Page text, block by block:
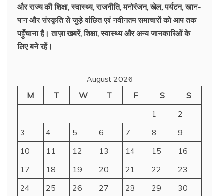
और राज्य की शिक्षा, स्वास्थ्य, राजनीति, मनोरंजन, खेल, पर्यटन, खान-
पान और संस्कृति से जुड़े वांछित एवं नवीनतम समाचारों को आप तक
पहुँचाना है। ताज़ा खबरें, शिक्षा, स्वास्थ्य और अन्य जानकारिओं के
लिए बने रहें।
August 2026
M
T W T F S
S
1
2
3
4 5 6 7 8
9
10
11 12 13 14 15
16
17
18 19 20 21 22
23
24
25 26 27 28 29
30